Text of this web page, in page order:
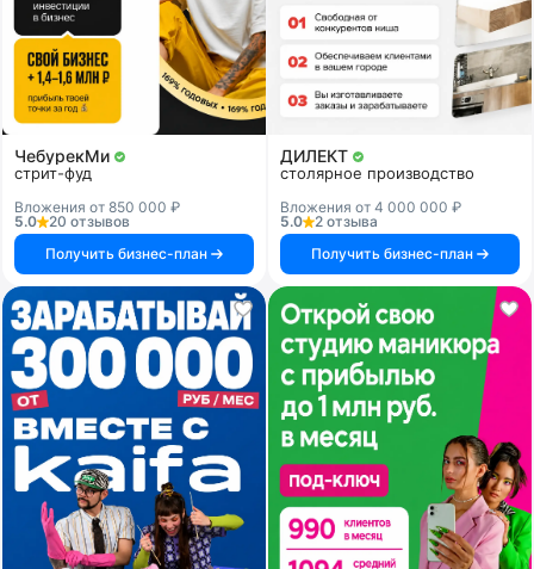
ЧебурекМи
стрит-фуд
Вложения от 850 000 ₽
5.0
20 отзывов
Получить бизнес-план
ДИЛЕКТ
столярное производство
Вложения от 4 000 000 ₽
5.0
2 отзыва
Получить бизнес-план